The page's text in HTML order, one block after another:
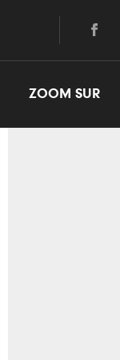
ZOOM SUR